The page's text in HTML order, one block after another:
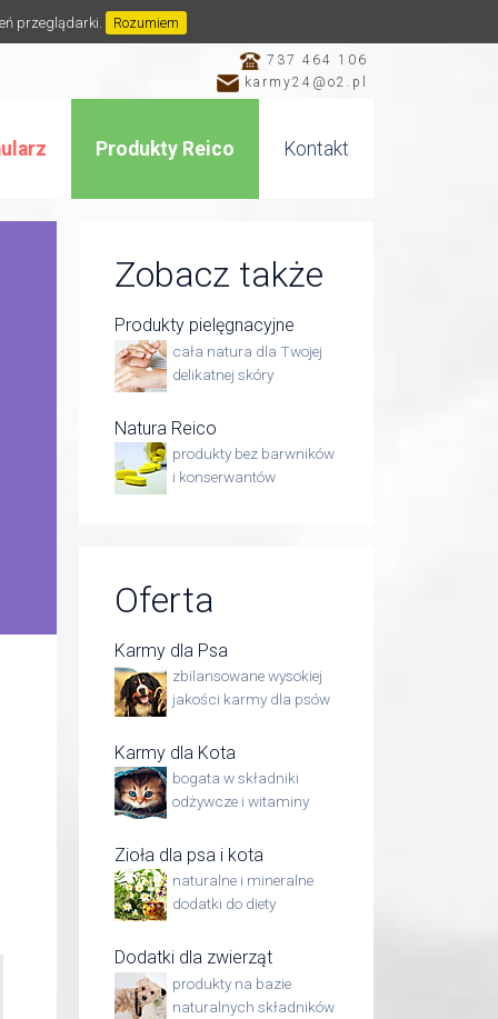
przeglądarki. Rozumiem
737 464 106
karmy24@o2.pl
Produkty Reico Kontakt
Zobacz także
Produkty pielęgnacyjne
cała natura dla Twojej
delikatnej skóry
Natura Reico
produkty bez barwników
i konserwantów
Oferta
Karmy dla Psa
zbilansowane wysokiej
jakości karmy dla psów
Karmy dla Kota
bogata w składniki
odżywcze i witaminy
Zioła dla psa i kota
naturalne i mineralne
dodatki do diety
Dodatki dla zwierząt
produkty na bazie
naturalnych składników